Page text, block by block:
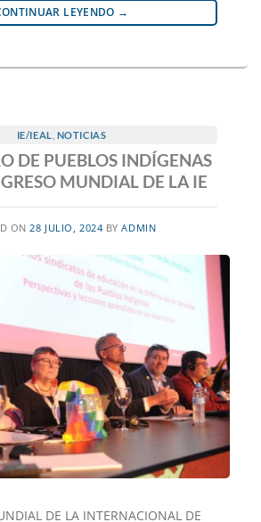
LEYENDO →
IE/IEAL NOTICIAS
DE PUEBLOS INDÍGENAS
MUNDIAL DE LA IE
ON 28 JULIO, 2024 BYADMIN
DE LA INTERNACIONAL DE